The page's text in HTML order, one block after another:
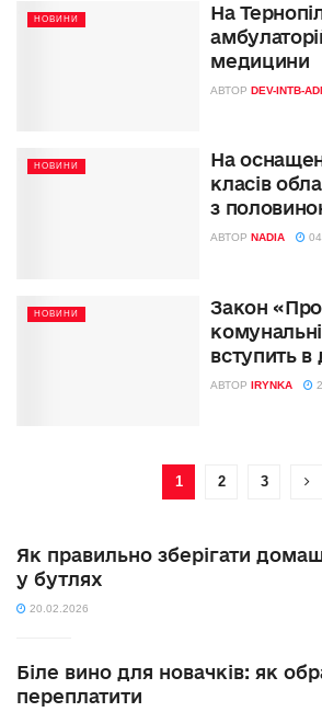
НОВИНИ
На
медицини
АВТОР DEV-INTB-
НОВИНИ
На
класів
з
АВТОР NADIA
НОВИНИ
Закон
вступить в
АВТОР IRYNKA
1 2 3
Як правильно зберігати
у бутлях
20.02.2026
Біле вино для новачків: як
переплатити